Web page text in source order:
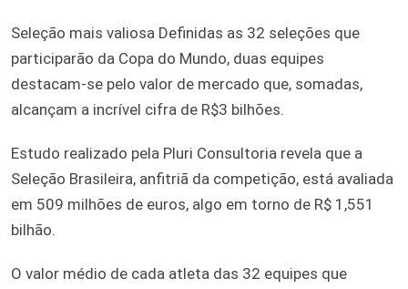
Seleção mais valiosa Definidas as 32 seleções que
participarão da Copa do Mundo, duas equipes
destacam-se pelo valor de mercado que, somadas,
alcançam a incrível cifra de R$3 bilhões.
Estudo realizado pela Pluri Consultoria revela que a
Seleção Brasileira, anfitriã da competição, está avaliada
em 509 milhões de euros, algo em torno de R$ 1,551
bilhão.
O valor médio de cada atleta das 32 equipes que